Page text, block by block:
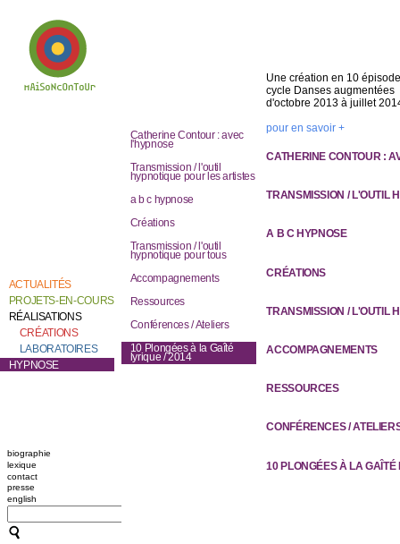
Une création en 10
cycle Danses augmentées
d'octobre 2013 à juillet
pour en savoir +
CATHERINE CONTOUR :
TRANSMISSION / L'OUTIL
A B C HYPNOSE
CRÉATIONS
TRANSMISSION / L'OUTIL
ACCOMPAGNEMENTS
RESSOURCES
CONFÉRENCES /
10 PLONGÉES À LA GAÎTÉ
ACTUALITÉS
PROJETS-EN-COURS
RÉALISATIONS
CRÉATIONS
LABORATOIRES
HYPNOSE
biographie
lexique
contact
presse
english
Catherine Contour : avec
l'hypnose
Transmission / l'outil
hypnotique pour les artistes
a b c hypnose
Créations
Transmission / l'outil
hypnotique pour tous
Accompagnements
Ressources
Conférences / Ateliers
10 Plongées à la Gaîté
lyrique / 2014